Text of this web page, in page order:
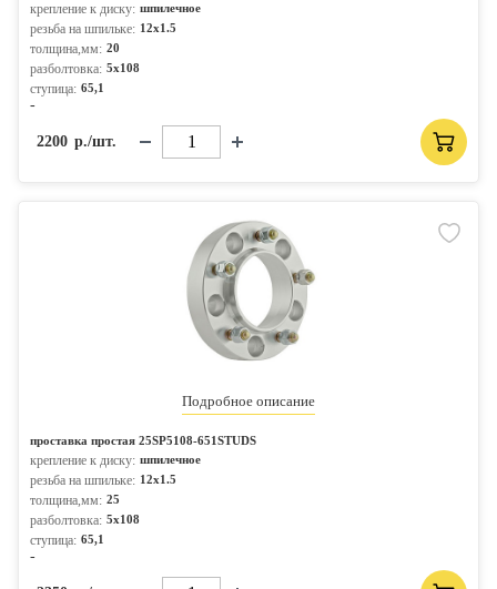
крепление к диску: шпилечное
резьба на шпильке: 12x1.5
толщина,мм: 20
разболтовка: 5x108
ступица: 65,1
-
2200 р./шт.
Подробное описание
проставка простая 25SP5108-651STUDS
крепление к диску: шпилечное
резьба на шпильке: 12x1.5
толщина,мм: 25
разболтовка: 5x108
ступица: 65,1
-